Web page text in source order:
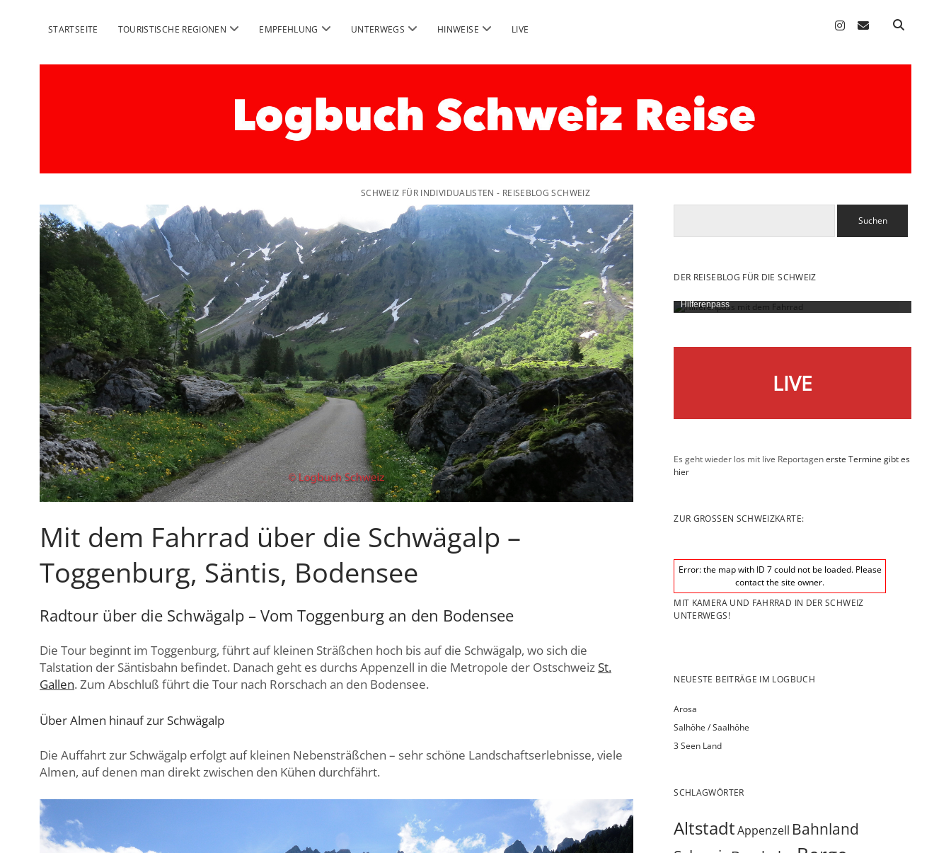
STARTSEITE TOURISTISCHE REGIONEN Menü
EMPFEHLUNG Menü
UNTERWEGS Menü
HINWEISE Menü
LIVE instagram
email
Schweiz
Reise
SCHWEIZ FÜR INDIVIDUALISTEN - REISEBLOG SCHWEIZ
Mit dem Fahrrad über die Schwägalp –
Toggenburg, Säntis, Bodensee
Radtour über die Schwägalp – Vom Toggenburg an den Bodensee
Die Tour beginnt im Toggenburg, führt auf kleinen Sträßchen hoch bis auf die Schwägalp, wo sich die
Talstation der Säntisbahn befindet. Danach geht es durchs Appenzell in die Metropole der OstschweizSt.
Gallen. Zum Abschluß führt die Tour nach Rorschach an den Bodensee.
Über Almen hinauf zur Schwägalp
Die Auffahrt zur Schwägalp erfolgt auf kleinen Nebensträßchen – sehr schöne Landschaftserlebnisse, viele
Almen, auf denen man direkt zwischen den Kühen durchfährt.
DER REISEBLOG FÜR DIE SCHWEIZ
Hilferenpass
Es geht wieder los mit live Reportagenerste Termine gibt es
Error: the map with ID 7 could not be loaded. Please
MIT KAMERA UND FAHRRAD IN DER SCHWEIZ
UNTERWEGS!
NEUESTE BEITRÄGE IM LOGBUCH
Arosa
Salhöhe / Saalhöhe